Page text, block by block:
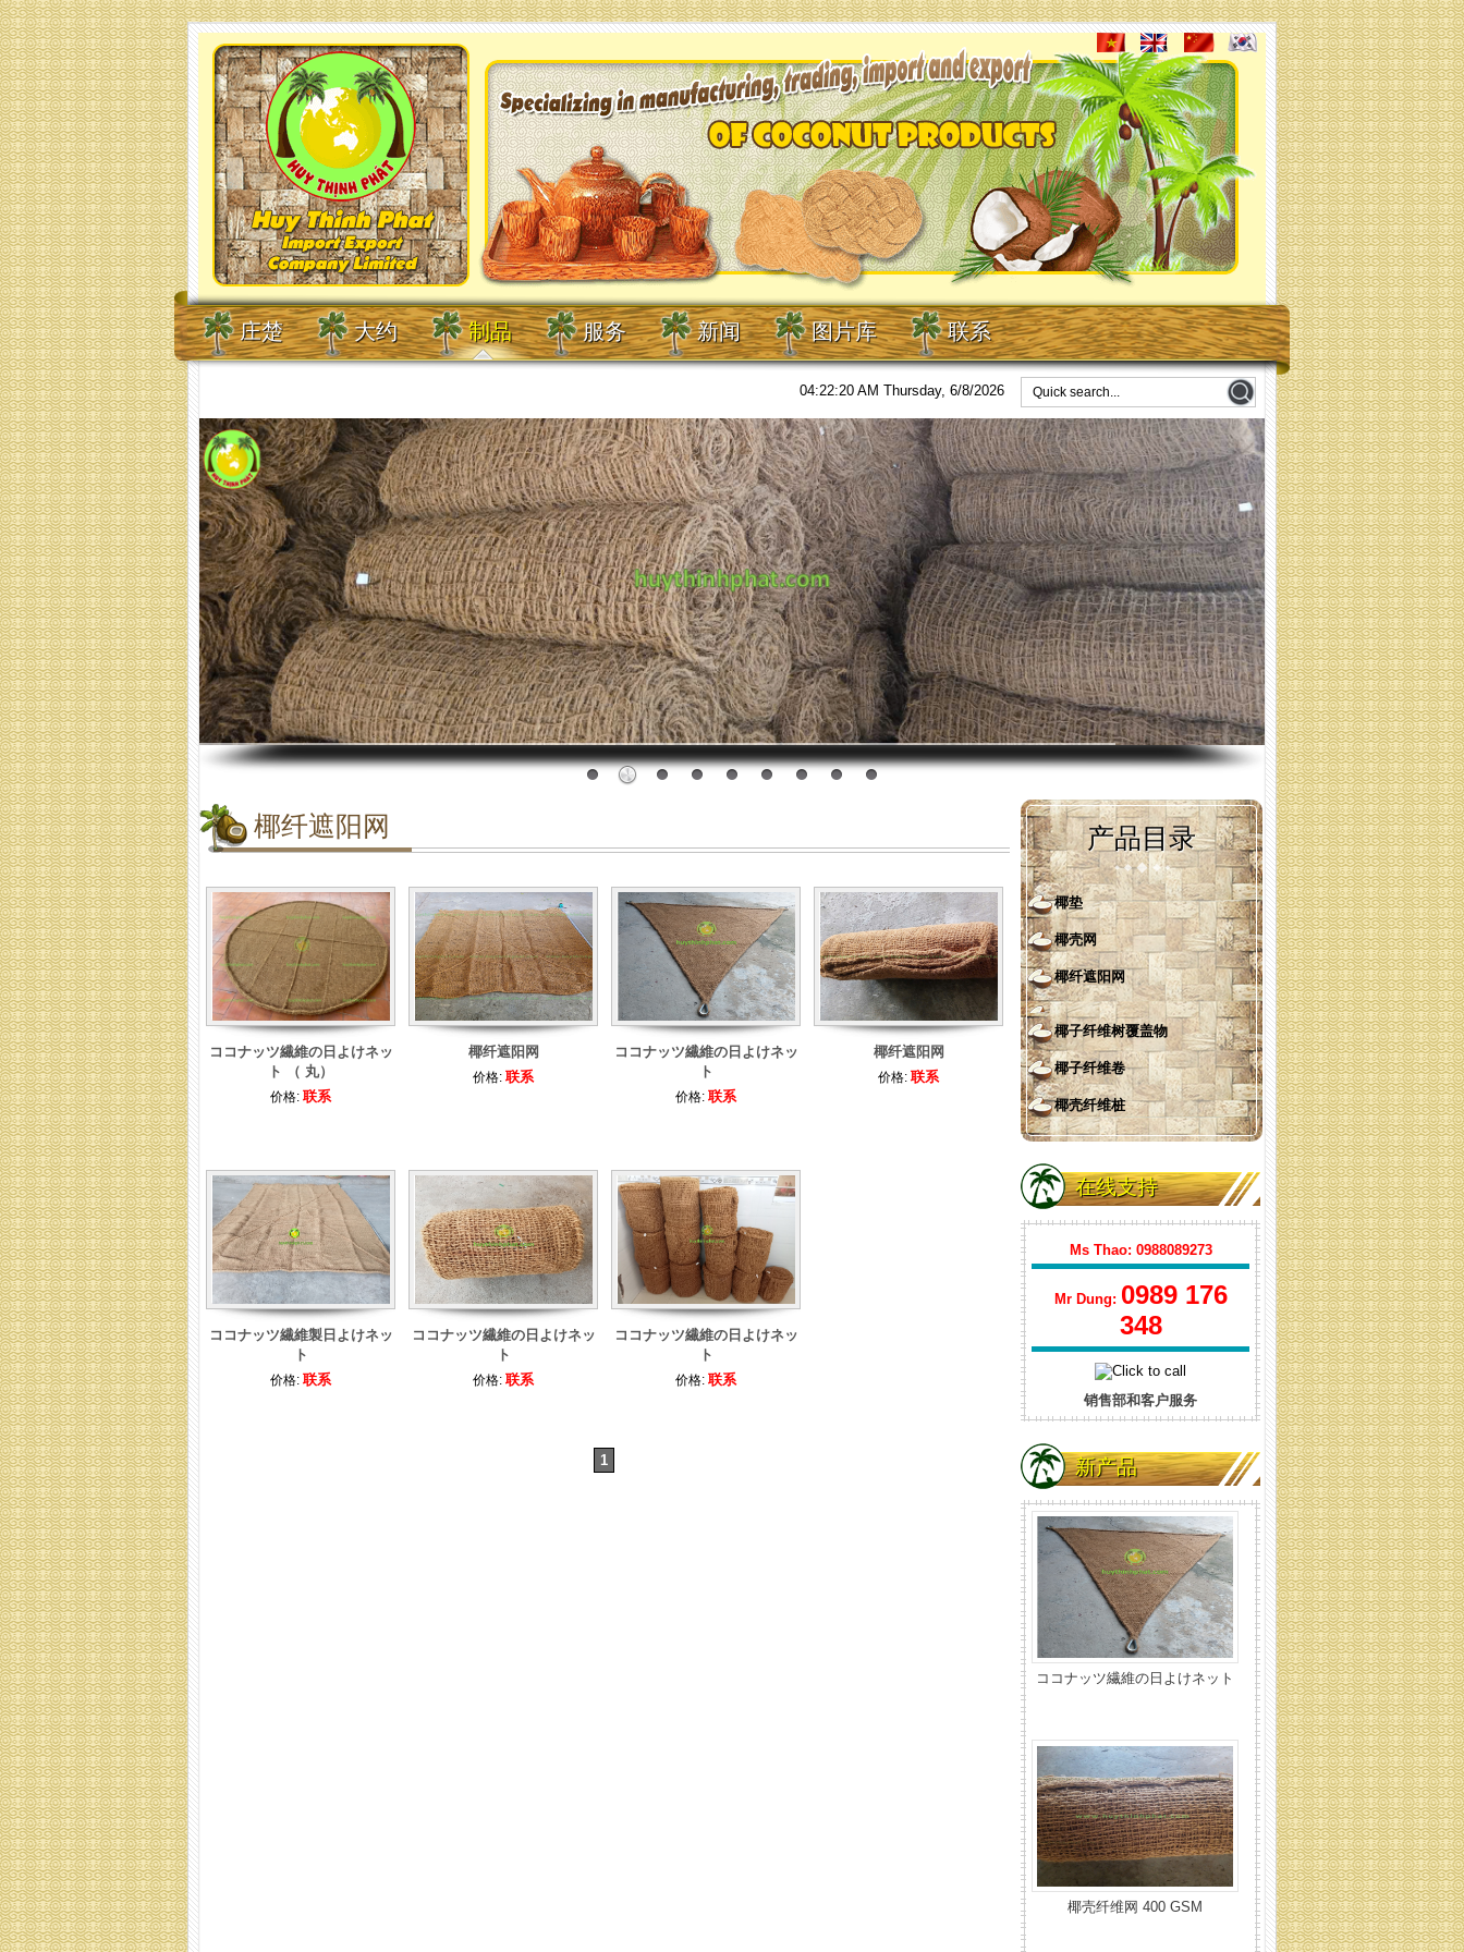
庄楚 大约 制品 服务 新闻 图片库 联系
04:22:21 AM Thursday, 6/8/2026
产品目录
椰垫
椰壳网
椰纤遮阳网
椰子纤维树覆盖物
椰子纤维卷
椰壳纤维桩
在线支持
Ms Thao: 0988089273
Mr Dung: 0989 176
348
销售部和客户服务
新产品
椰壳纤维网 （规格：联系）
ココナッツ繊維の日よけネット
（ 丸）
椰纤遮阳网
ココナッツ繊維の日よけネット
椰壳纤维网 400 GSM
椰壳纤维网 700 GSM
椰纤遮阳网
ココナッツ繊維の日よけネッ
ト （ 丸）
价格: 联系
椰纤遮阳网
价格: 联系
ココナッツ繊維の日よけネッ
ト
价格: 联系
椰纤遮阳网
价格: 联系
ココナッツ繊維製日よけネッ
ト
价格: 联系
ココナッツ繊維の日よけネッ
ト
价格: 联系
ココナッツ繊維の日よけネッ
ト
价格: 联系
1